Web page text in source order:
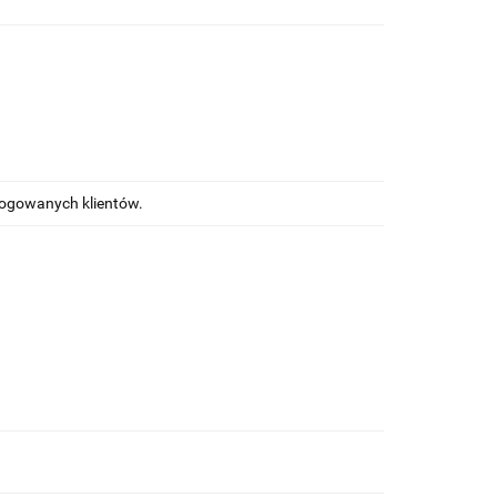
klientów.